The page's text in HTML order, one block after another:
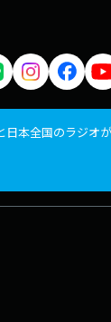
日本全国のラジオ